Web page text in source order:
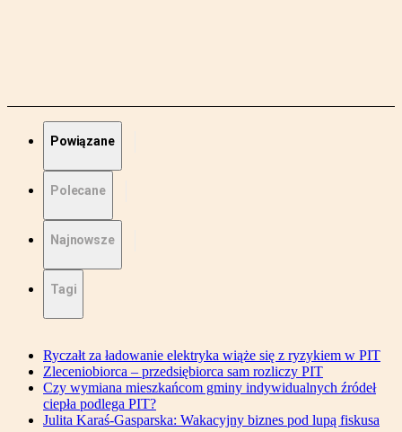
Powiązane
Polecane
Najnowsze
Tagi
Ryczałt za ładowanie elektryka wiąże się z ryzykiem w PIT
Zleceniobiorca – przedsiębiorca sam rozliczy PIT
Czy wymiana mieszkańcom gminy indywidualnych źródeł
ciepła podlega PIT?
Julita Karaś-Gasparska: Wakacyjny biznes pod lupą fiskusa